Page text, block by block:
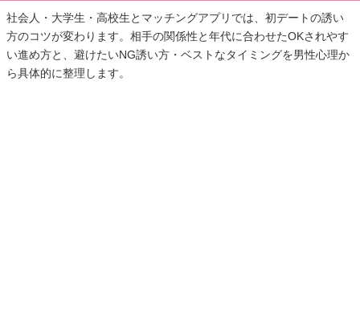
社会人・大学生・高校生とマッチングアプリでは、初デートの誘い
方のコツが変わります。相手の関係性と年代に合わせたOKされやす
い進め方と、避けたいNG誘い方・ベストなタイミングを男性心理か
ら具体的に整理します。